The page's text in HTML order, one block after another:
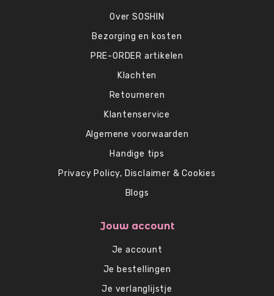
Over SOSHIN
Bezorging en kosten
PRE-ORDER artikelen
Klachten
Retourneren
Klantenservice
Algemene voorwaarden
Handige tips
Privacy Policy, Disclaimer & Cookies
Blogs
Jouw account
Je account
Je bestellingen
Je verlanglijstje